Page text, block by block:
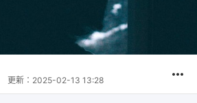
更新： 2025-02-13 13:28